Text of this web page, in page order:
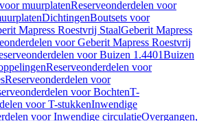
muurplatenReserveonderdelen voor
DichtingenBoutsets voor
Mapress Roestvrij StaalGeberit Mapress
voor Geberit Mapress Roestvrij
voor Buizen 1.4401Buizen
Reserveonderdelen voor
Reserveonderdelen voor
voor BochtenT-
voor T-stukkenInwendige
voor Inwendige circulatieOvergangen,